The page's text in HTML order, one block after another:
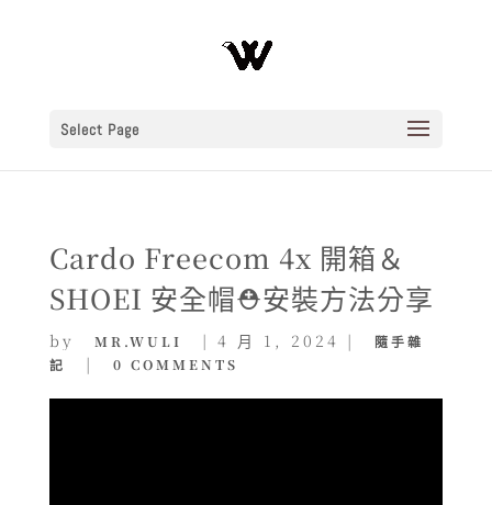
Select Page
Cardo Freecom 4x 開箱＆
SHOEI 安全帽⛑️安裝方法分享
by MR.WULI |4 月 1, 2024 |
隨手雜
記
| 0 COMMENTS